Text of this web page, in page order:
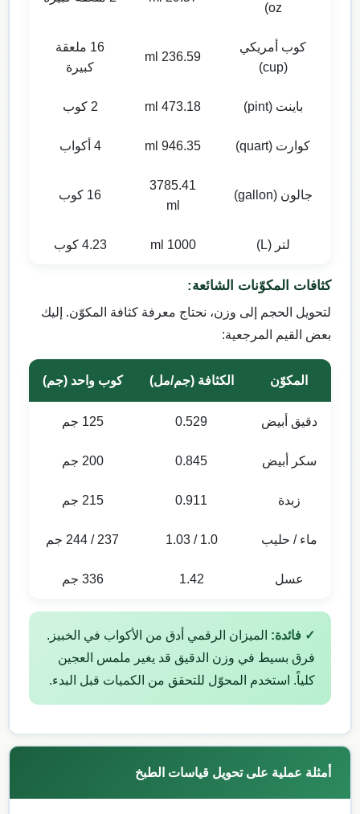
oz)
كوب أمريكي
(cup)
236.59 ml
16 ملعقة
كبيرة
باينت (pint) 473.18 ml 2 كوب
كوارت (quart) 946.35 ml 4 أكواب
جالون (gallon)
3785.41
ml
16 كوب
لتر (L) 1000 ml 4.23 كوب
كثافات المكوّنات الشائعة:
لتحويل الحجم إلى وزن، نحتاج معرفة كثافة المكوّن. إليك
بعض القيم المرجعية:
المكوّن الكثافة (جم/مل) كوب واحد (جم)
دقيق أبيض 0.529 125 جم
سكر أبيض 0.845 200 جم
زبدة 0.911 215 جم
ماء / حليب 1.0 / 1.03 237 / 244 جم
عسل 1.42 336 جم
✓ فائدة: الميزان الرقمي أدق من الأكواب في الخبيز.
فرق بسيط في وزن الدقيق قد يغير ملمس العجين
كلياً. استخدم المحوّل للتحقق من الكميات قبل البدء.
أمثلة عملية على تحويل قياسات الطبخ